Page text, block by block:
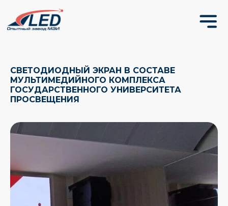
СВЕТОДИОДНЫЙ ЭКРАН В СОСТАВЕ
МУЛЬТИМЕДИЙНОГО КОМПЛЕКСА
ГОСУДАРСТВЕННОГО УНИВЕРСИТЕТА
ПРОСВЕЩЕНИЯ